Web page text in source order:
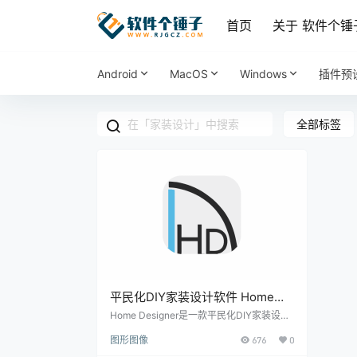
首页 关于 软件个锤
Android MacOS Windows 插件预
全部标签
平民化DIY家装设计软件 Home
Designer v27.3.3.12 | 软件个锤子
Home Designer是一款平民化DIY家装设计
屋布局、造价估算和全景漫游，内置海量免
图形图像 676 0